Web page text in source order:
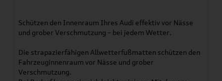
Schützen den Innenraum Ihres Audi effektiv vor Nässe
und grober Verschmutzung – bei jedem Wetter.
Die strapazierfähigen Allwetterfußmatten schützen den
Fahrzeuginnenraum vor Nässe und grober
Verschmutzung.